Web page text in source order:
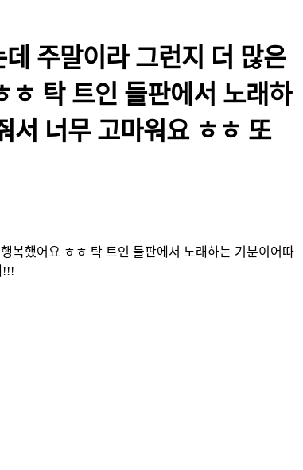
주말이라 그런지 더 많은
ㅎ 탁 트인 들판에서 노래하
서 너무 고마워요 ㅎㅎ 또
복했어요 ㅎㅎ 탁 트인 들판에서 노래하는 기분이어따
!!!